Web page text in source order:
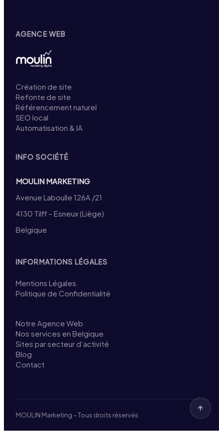
AGENCE WEB
Création de site
Refonte de site
Référencement naturel
SEO local
Automatisation & IA
INFO SOCIÉTÉ
MOULIN MARKETING
Avenue Laboulle 126A /21
4130 Tilff – Esneux (Liège)
Belgique
INFORMATIONS LÉGALES
Mentions Légales
Politique de Confidentialité
Notre Agence Web
Nos services en Belgique
Sites par secteur d’activité
Blog
Contact
MOULIN Marketing – Tous droits réservés